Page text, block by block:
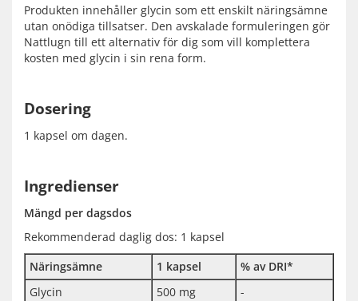
Produkten innehåller glycin som ett enskilt näringsämne
utan onödiga tillsatser. Den avskalade formuleringen gör
Nattlugn till ett alternativ för dig som vill komplettera
kosten med glycin i sin rena form.
Dosering
1 kapsel om dagen.
Ingredienser
Mängd per dagsdos
Rekommenderad daglig dos: 1 kapsel
Näringsämne
1 kapsel
% av DRI*
Glycin
500 mg -